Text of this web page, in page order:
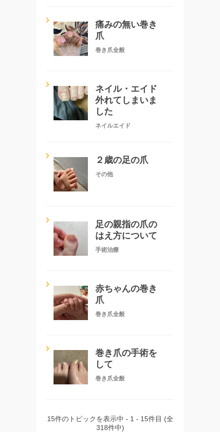
痛みの無い巻き
爪
巻き爪全般
ネイル・エイド
外れてしまいま
した
ネイルエイド
２歳の足の爪
その他
足の親指の爪の
はえ方について
手術治療
赤ちゃんの巻き
爪
巻き爪全般
巻き爪の手術を
して
巻き爪全般
15件のトピックを表示中 - 1 - 15件目 (全
318件中)